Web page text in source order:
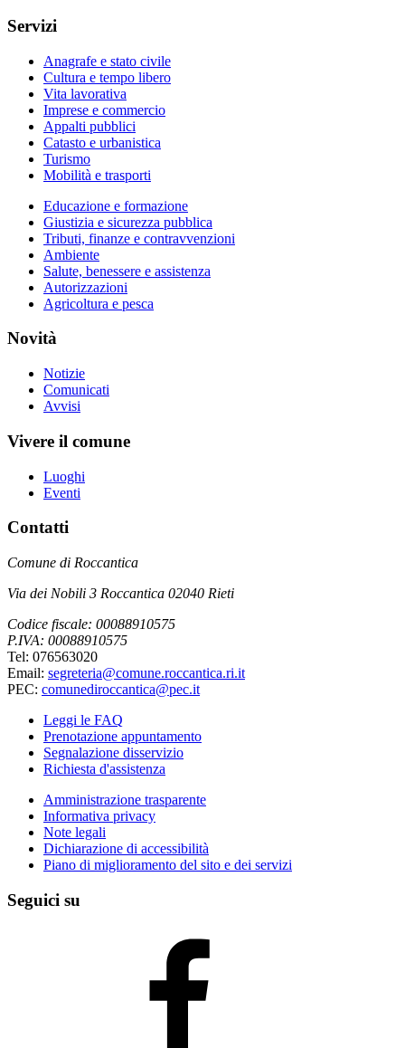
Servizi
Anagrafe e stato civile
Cultura e tempo libero
Vita lavorativa
Imprese e commercio
Appalti pubblici
Catasto e urbanistica
Turismo
Mobilità e trasporti
Educazione e formazione
Giustizia e sicurezza pubblica
Tributi, finanze e contravvenzioni
Ambiente
Salute, benessere e assistenza
Autorizzazioni
Agricoltura e pesca
Novità
Notizie
Comunicati
Avvisi
Vivere il comune
Luoghi
Eventi
Contatti
Comune di Roccantica
Via dei Nobili 3 Roccantica 02040 Rieti
Codice fiscale: 00088910575
P.IVA: 00088910575
Tel: 076563020
Email: segreteria@comune.roccantica.ri.it
PEC: comunediroccantica@pec.it
Leggi le FAQ
Prenotazione appuntamento
Segnalazione disservizio
Richiesta d'assistenza
Amministrazione trasparente
Informativa privacy
Note legali
Dichiarazione di accessibilità
Piano di miglioramento del sito e dei servizi
Seguici su